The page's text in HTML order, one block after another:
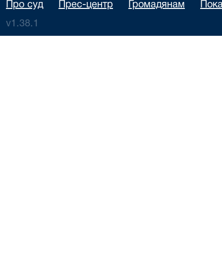
Про суд Прес-центр Громадянам
v1.38.1